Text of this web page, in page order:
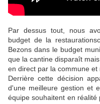
Par dessus tout, nous
budget de la
Bezons dans le budget
que la cantine disparaît
en direct par la commune et
Derrière cette décision
d'une meilleure gestion et
équipe souhaitent en